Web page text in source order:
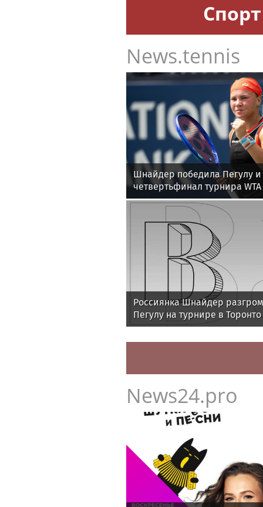
Спорт
News.tennis
Шнайдер победила Пегулу
четвертьфинал турнира
Россиянка Шнайдер
Пегулу на турнире в Торонто
News24.pro